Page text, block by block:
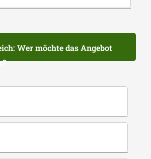
Wer möchte das Angebot